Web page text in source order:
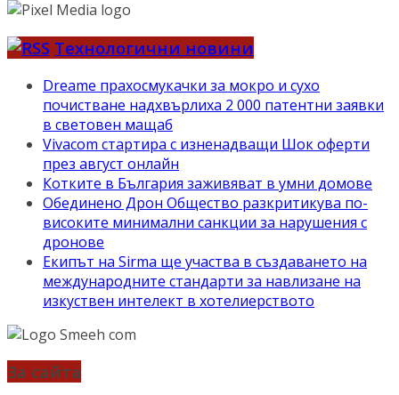
Технологични новини
Dreame прахосмукачки за мокро и сухо
почистване надхвърлиха 2 000 патентни заявки
в световен мащаб
Vivacom стартира с изненадващи Шок оферти
през август онлайн
Котките в България заживяват в умни домове
Обединено Дрон Общество разкритикува по-
високите минимални санкции за нарушения с
дронове
Екипът на Sirma ще участва в създаването на
международните стандарти за навлизане на
изкуствен интелект в хотелиерството
За сайта